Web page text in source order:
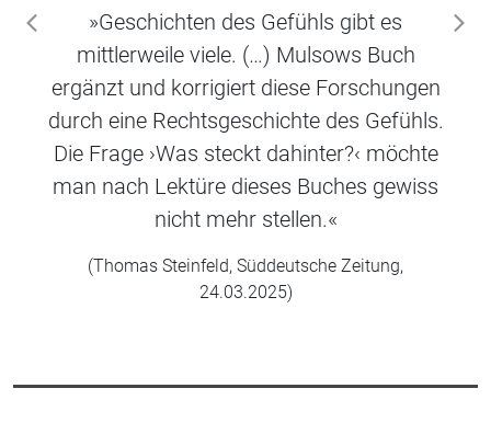
»Geschichten des Gefühls gibt es
mittlerweile viele. (…) Mulsows Buch
ergänzt und korrigiert diese Forschungen
durch eine Rechtsgeschichte des Gefühls.
Die Frage ›Was steckt dahinter?‹ möchte
man nach Lektüre dieses Buches gewiss
nicht mehr stellen.«
(Thomas Steinfeld, Süddeutsche Zeitung,
24.03.2025)
zurück